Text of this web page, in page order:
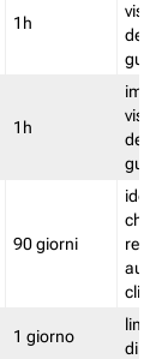
1h
della
1h
della
90 giorni
che
rete
clienti
1 giorno
limita
di